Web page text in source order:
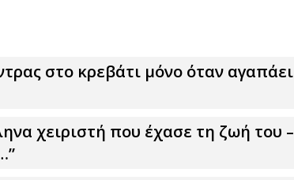
στο κρεβάτι μόνο όταν αγαπάει
χειριστή που έχασε τη ζωή του –